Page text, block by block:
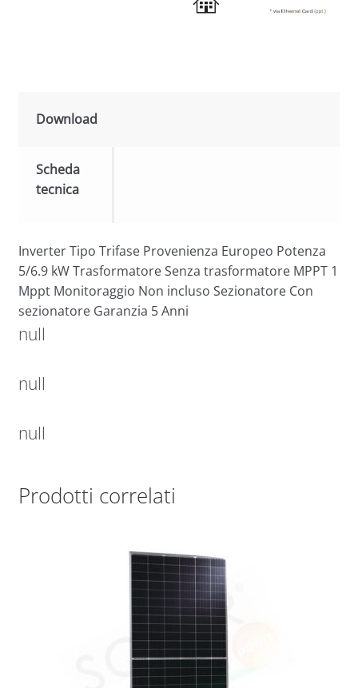
Download
Scheda
tecnica
Inverter Tipo Trifase Provenienza Europeo Potenza
5/6.9 kW Trasformatore Senza trasformatore MPPT 1
Mppt Monitoraggio Non incluso Sezionatore Con
sezionatore Garanzia 5 Anni
null
null
null
Prodotti correlati